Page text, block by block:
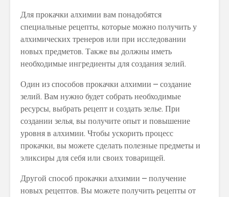
Для прокачки алхимии вам понадобятся
специальные рецепты, которые можно получить у
алхимических тренеров или при исследовании
новых предметов. Также вы должны иметь
необходимые ингредиенты для создания зелий.
Один из способов прокачки алхимии – создание
зелий. Вам нужно будет собрать необходимые
ресурсы, выбрать рецепт и создать зелье. При
создании зелья, вы получите опыт и повышение
уровня в алхимии. Чтобы ускорить процесс
прокачки, вы можете сделать полезные предметы и
эликсиры для себя или своих товарищей.
Другой способ прокачки алхимии – получение
новых рецептов. Вы можете получить рецепты от